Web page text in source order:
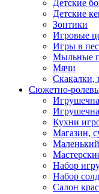
Детские
Детские
Зонтики
Игровые
Игры в
Мыльные
Мячи
Скакалки,
Сюжетно-
Кухни
Магазин,
Набор
Набор
Салон